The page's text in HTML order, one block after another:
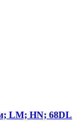
LM; HN; 68DL